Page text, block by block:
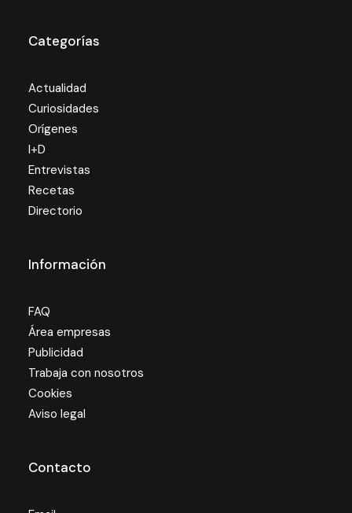
Categorías
Actualidad
Curiosidades
Orígenes
I+D
Entrevistas
Recetas
Directorio
Información
FAQ
Área empresas
Publicidad
Trabaja con nosotros
Cookies
Aviso legal
Contacto